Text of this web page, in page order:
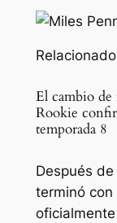
Relacionado
El cambio de
Rookie
temporada 8
Después
terminó